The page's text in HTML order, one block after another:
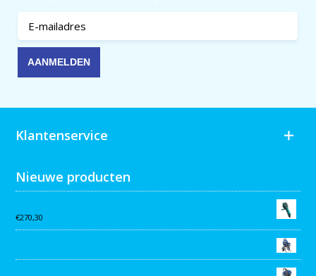
Klantenservice
Nieuwe producten
€270,30